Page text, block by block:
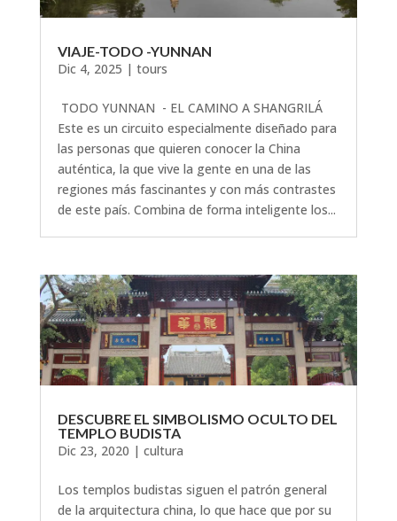
VIAJE-TODO -YUNNAN
Dic 4, 2025 | tours
TODO YUNNAN - EL CAMINO A SHANGRILÁ
Este es un circuito especialmente diseñado para
las personas que quieren conocer la China
auténtica, la que vive la gente en una de las
regiones más fascinantes y con más contrastes
de este país. Combina de forma inteligente los...
DESCUBRE EL SIMBOLISMO OCULTO DEL
TEMPLO BUDISTA
Dic 23, 2020 | cultura
Los templos budistas siguen el patrón general
de la arquitectura china, lo que hace que por su